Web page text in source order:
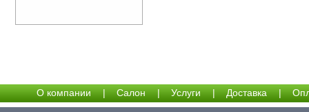
О компании | Салон | Услуги | Доставка |